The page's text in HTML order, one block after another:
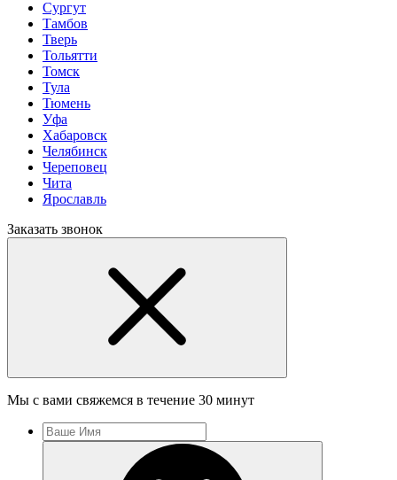
Сургут
Тамбов
Тверь
Тольятти
Томск
Тула
Тюмень
Уфа
Хабаровск
Челябинск
Череповец
Чита
Ярославль
Заказать звонок
Мы с вами свяжемся в течение 30 минут